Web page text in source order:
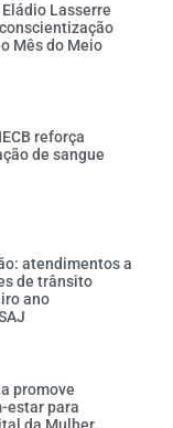
Lasserre
Mês do Meio
reforça
de sangue
atendimentos a
de trânsito
ano
promove
estar para